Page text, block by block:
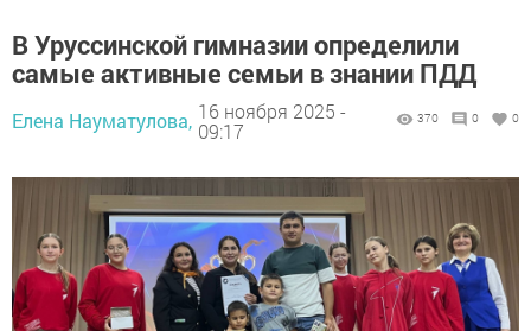
В Уруссинской гимназии определили
самые активные семьи в знании ПДД
Елена Науматулова, 16 ноября 2025 -
09:17
370 0 0